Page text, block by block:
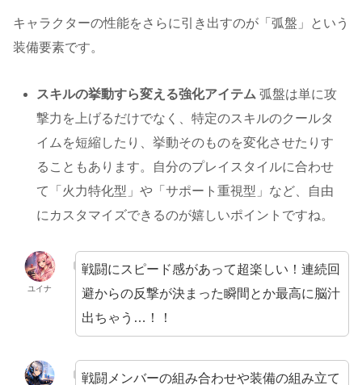
キャラクターの性能をさらに引き出すのが「弧盤」という
装備要素です。
スキルの挙動すら変える強化アイテム 弧盤は単に攻
撃力を上げるだけでなく、特定のスキルのクールタ
イムを短縮したり、挙動そのものを変化させたりす
ることもあります。自分のプレイスタイルに合わせ
て「火力特化型」や「サポート重視型」など、自由
にカスタマイズできるのが嬉しいポイントですね。
ユイナ
戦闘にスピード感があって超楽しい！連続回
避からの反撃が決まった瞬間とか最高に脳汁
出ちゃう…！！
戦闘メンバーの組み合わせや装備の組み立て